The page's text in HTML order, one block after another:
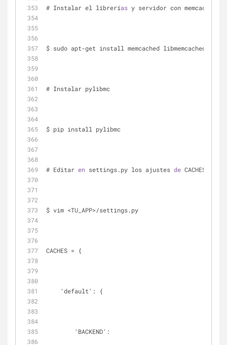
# Instalar el librerías y servidor con memcach
$ sudo apt-get install memcached libmemcached-dev
# Instalar pylibmc
$ pip install pylibmc
# Editar en settings.py los ajustes de CACHES
$ vim <TU_APP>/settings.py
CACHES = {
    'default': {
        'BACKEND':